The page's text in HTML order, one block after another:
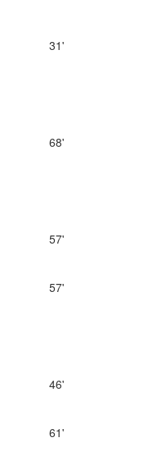
31'
68'
57'
57'
46'
61'